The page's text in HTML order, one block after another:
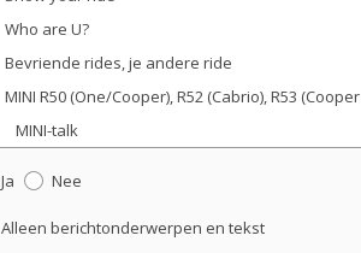
Ja Nee
Alleen berichtonderwerpen en tekst